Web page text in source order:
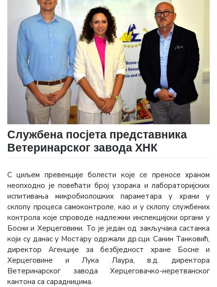
Службена посјета представника
Ветеринарског завода ХНК
С циљем превенције болести које се преносе храном
неопходно је повећати број узорака и лабораторијских
испитивања микробиолошких параметара у храни у
склопу процеса самоконтроле, као и у склопу службених
контрола које спроводе надлежни инспекцијски органи у
Босни и Херцеговини. То је један од закључака састанка
који су данас у Мостару одржали др.сци. Санин Танковић,
директор Агенције за безбједност хране Босне и
Херцеговине и Лука Лаура, в.д. директора
Ветеринарског завода Херцеговачко-неретванског
кантона са сарадницима.